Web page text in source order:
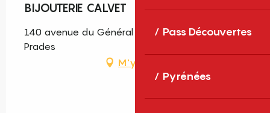
Pass Découvertes
Pyrénées
BIJOUTERIE CALVET
140 avenue du Général de Gaulle, 66500
Prades
M'y rendre